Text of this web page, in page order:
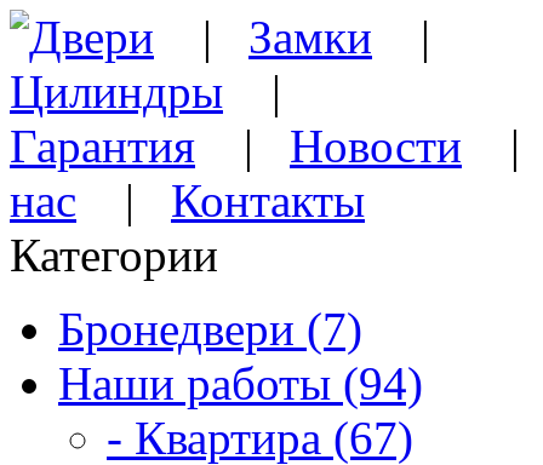
Двери | Замки |
Цилиндры |
Гарантия | Новости
нас | Контакты
Категории
Бронедвери (7)
Наши работы (94)
- Квартира (67)